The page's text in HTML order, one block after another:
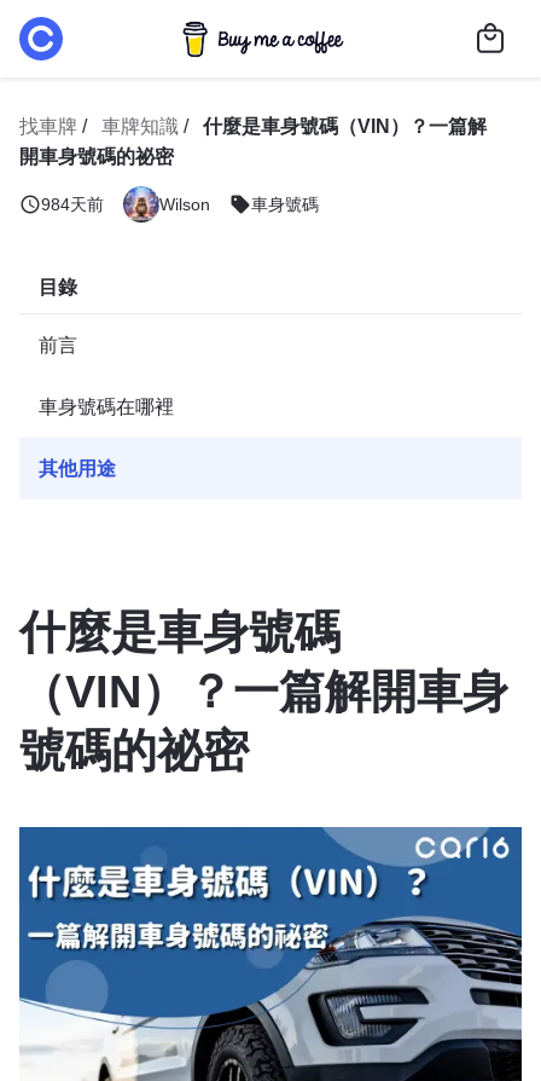
找車牌 車牌知識
什麼是車身號碼（VIN）？一篇解
開車身號碼的祕密
schedule984天前 Wilson 車身號碼
目錄
前言
車身號碼在哪裡
其他用途
什麼是車身號碼
（VIN）？一篇解開車身
號碼的祕密